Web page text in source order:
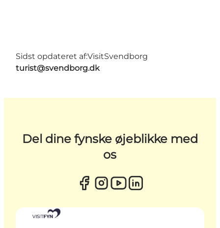
Sidst opdateret af:VisitSvendborg
turist@svendborg.dk
Del dine fynske øjeblikke med
os